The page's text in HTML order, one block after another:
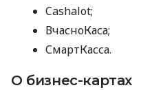
Cashalot;
ВчасноКаса;
СмартКасса.
О бизнес-картах